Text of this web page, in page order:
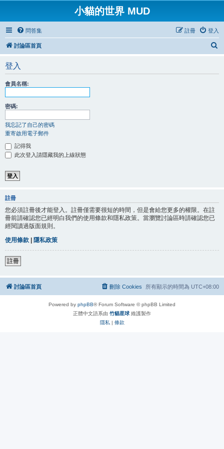
小貓的世界 MUD
問答集 登入
註冊
討論區首頁
登入
會員名稱:
密碼:
我忘記了自己的密碼
重寄啟用電子郵件
記得我
此次登入請隱藏我的上線狀態
註冊
您必須註冊後才能登入。註冊僅需要很短的時間，但是會給您更多的權限。在註
冊前請確認您已經明白我們的使用條款和隱私政策。當瀏覽討論區時請確認您已
經閱讀過版面規則。
使用條款 | 隱私政策
註冊
討論區首頁 所有顯示的時間為 UTC+08:00
刪除 Cookies
Powered by phpBB® Forum Software © phpBB Limited
正體中文語系由 竹貓星球 維護製作
隱私 | 條款